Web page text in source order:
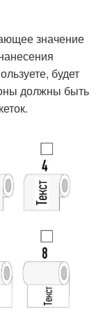
значение
будет
должны быть